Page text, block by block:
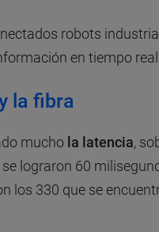
robots
en tiempo real.
la fibra
mucho la latencia,
se lograron 60
los 330 que se